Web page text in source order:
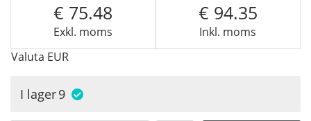
Exkl. moms
75.48
Inkl. moms
94.35
Valuta EUR
I lager9